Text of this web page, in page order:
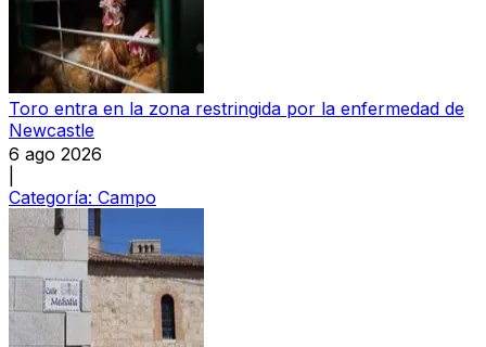
Toro entra en la zona restringida por la enfermedad de
Newcastle
6 ago 2026
Categoría: Campo